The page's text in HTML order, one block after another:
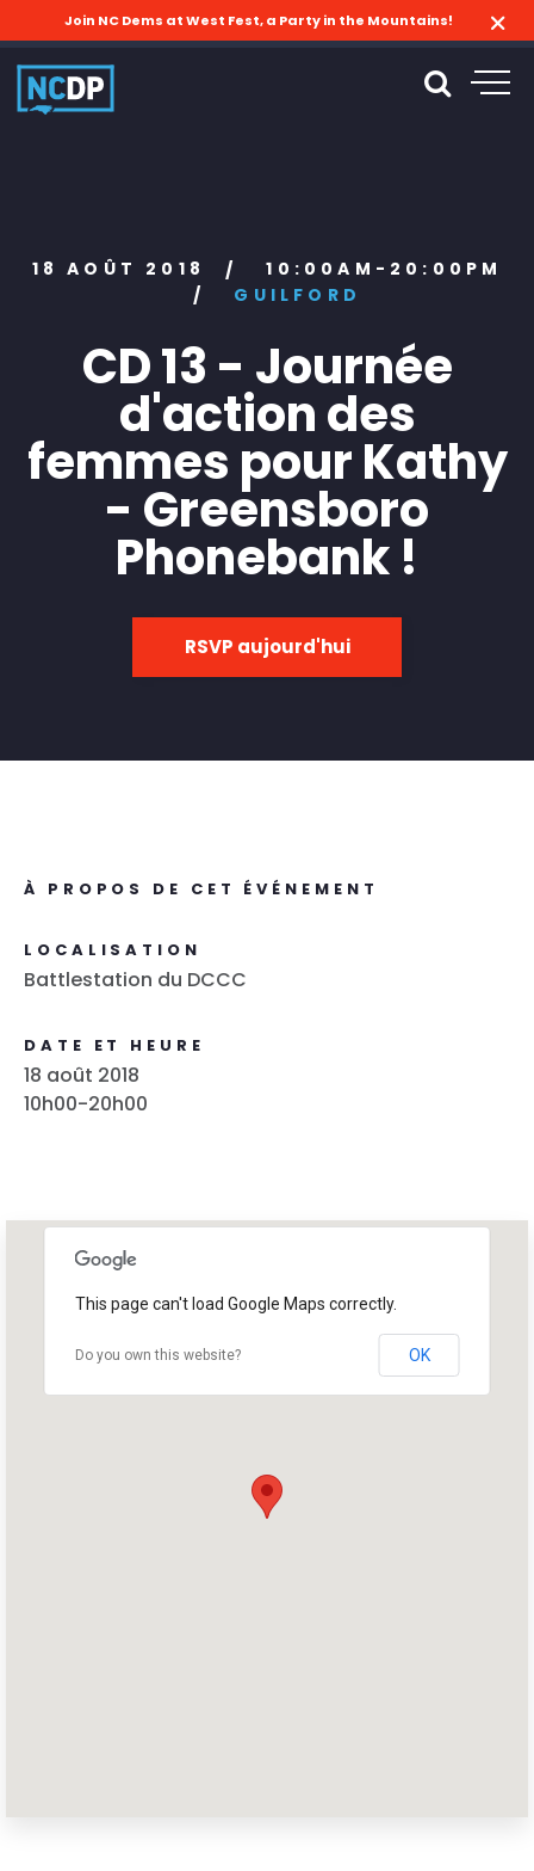
Join NC Dems at West Fest, a Party in the Mountains!
18 AOÛT 2018 /
10:00AM-20:00PM
/
GUILFORD
CD 13 - Journée
d'action des
femmes pour Kathy
- Greensboro
Phonebank !
RSVP aujourd'hui
À PROPOS DE CET ÉVÉNEMENT
LOCALISATION
Battlestation du DCCC
DATE ET HEURE
18 août 2018
10h00-20h00
This page can't load Google Maps correctly.
Do you own this website? OK